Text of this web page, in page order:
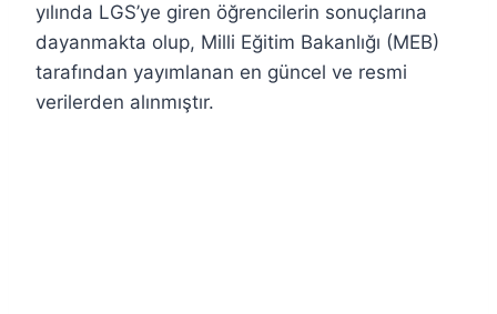
yılında LGS’ye giren öğrencilerin sonuçlarına
dayanmakta olup, Milli Eğitim Bakanlığı (MEB)
tarafından yayımlanan en güncel ve resmi
verilerden alınmıştır.